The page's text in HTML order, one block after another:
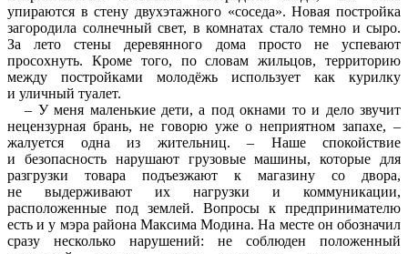
упираются в стену двухэтажного «соседа». Новая постройка
загородила солнечный свет, в комнатах стало темно и сыро.
За лето стены деревянного дома просто не успевают
просохнуть. Кроме того, по словам жильцов, территорию
между постройками молодёжь использует как курилку
и уличный туалет.
– У меня маленькие дети, а под окнами то и дело звучит
нецензурная брань, не говорю уже о неприятном запахе, –
жалуется одна из жительниц. – Наше спокойствие
и безопасность нарушают грузовые машины, которые для
разгрузки товара подъезжают к магазину со двора,
не выдерживают их нагрузки и коммуникации,
расположенные под землей. Вопросы к предпринимателю
есть и у мэра района Максима Модина. На месте он обозначил
сразу несколько нарушений: не соблюден положенный